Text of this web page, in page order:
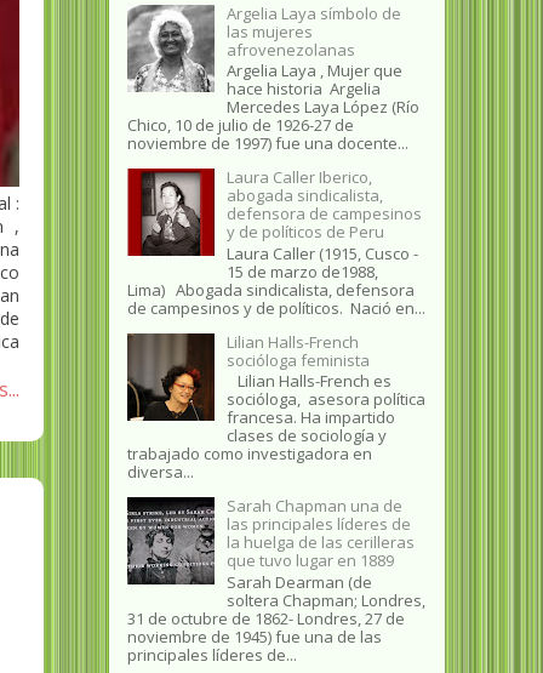
:
,
Argelia Laya símbolo de
las mujeres
afrovenezolanas
Argelia Laya , Mujer que
hace historia Argelia
Mercedes Laya López (Río
Chico, 10 de julio de 1926-27 de
noviembre de 1997) fue una docente...
Laura Caller Iberico,
abogada sindicalista,
defensora de campesinos
y de políticos de Peru
Laura Caller (1915, Cusco -
15 de marzo de1988,
Lima) Abogada sindicalista, defensora
de campesinos y de políticos. Nació en...
Lilian Halls-French
socióloga feminista
Lilian Halls-French es
socióloga, asesora política
francesa. Ha impartido
clases de sociología y
trabajado como investigadora en
diversa...
Sarah Chapman una de
las principales líderes de
la huelga de las cerilleras
que tuvo lugar en 1889
Sarah Dearman (de
soltera Chapman; Londres,
31 de octubre de 1862​- Londres, 27 de
noviembre de 1945)​ fue una de las
principales líderes de...